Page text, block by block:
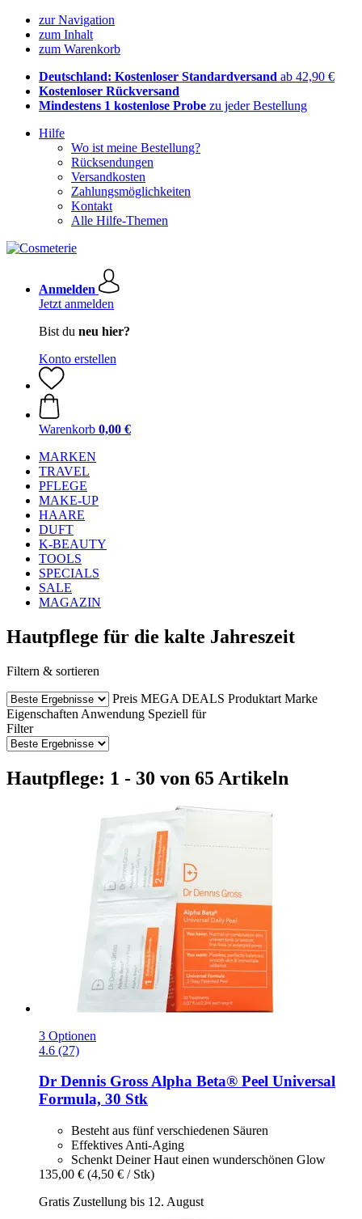
zur Navigation
zum Inhalt
zum Warenkorb
Deutschland: Kostenloser Standardversand ab 42,90 €
Kostenloser Rückversand
Mindestens 1 kostenlose Probe zu jeder Bestellung
Hilfe
Wo ist meine Bestellung?
Rücksendungen
Versandkosten
Zahlungsmöglichkeiten
Kontakt
Alle Hilfe-Themen
Anmelden
Jetzt anmelden
Bist du neu hier?
Konto erstellen
Warenkorb 0,00 €
MARKEN
TRAVEL
PFLEGE
MAKE-UP
HAARE
DUFT
K-BEAUTY
TOOLS
SPECIALS
SALE
MAGAZIN
Hautpflege für die kalte Jahreszeit
Filtern & sortieren
Preis MEGA DEALS Produktart Marke
Eigenschaften Anwendung Speziell für
Filter
Hautpflege: 1 - 30 von 65 Artikeln
3 Optionen
4.6 (27)
Dr Dennis GrossAlpha Beta® Peel Universal
Formula, 30 Stk
Besteht aus fünf verschiedenen Säuren
Effektives Anti-Aging
Schenkt Deiner Haut einen wunderschönen Glow
135,00 € (4,50 € / Stk)
Gratis Zustellung bis 12. August